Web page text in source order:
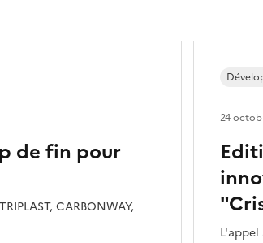
de fin pour
CARBONWAY,
24